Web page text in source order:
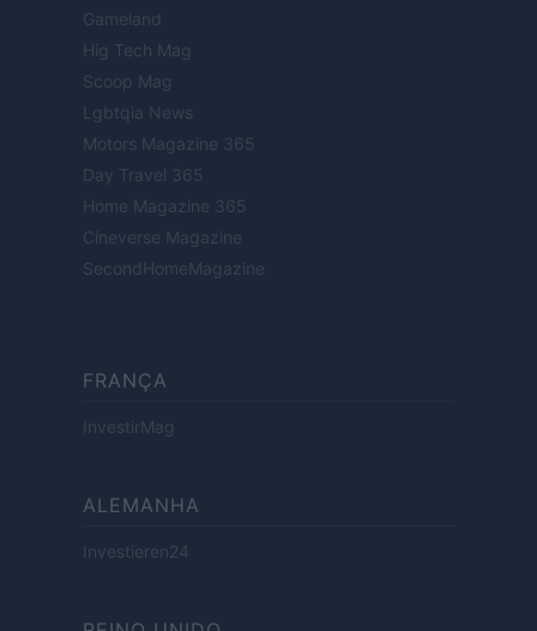
Gameland
Hig Tech Mag
Scoop Mag
Lgbtqia News
Motors Magazine 365
Day Travel 365
Home Magazine 365
Cineverse Magazine
SecondHomeMagazine
FRANÇA
InvestirMag
ALEMANHA
Investieren24